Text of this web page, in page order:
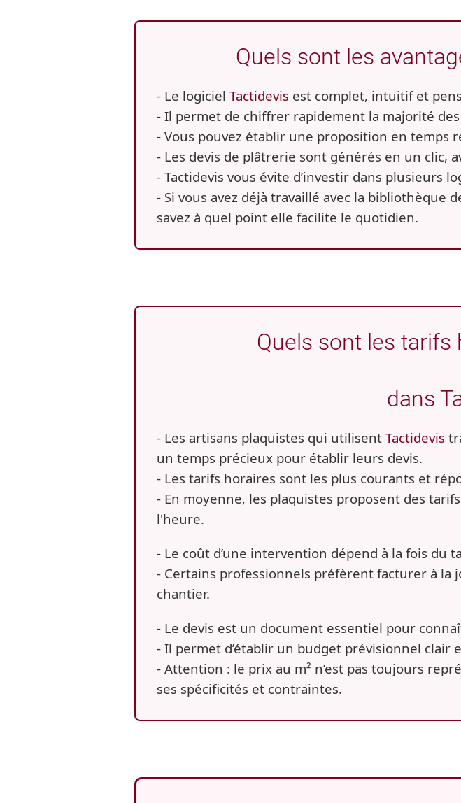
Quels sont les
- Le logiciel Tactidevis est complet, intuitif et
- Il permet de chiffrer rapidement la majorité
- Vous pouvez établir une proposition en
- Les devis de plâtrerie sont générés en un clic,
- Tactidevis vous évite d’investir dans plusieurs
- Si vous avez déjà travaillé avec la bibliothèque
savez à quel point elle facilite le quotidien.
Quels sont les tarifs
dans
- Les artisans plaquistes qui utilisent Tactidevis
un temps précieux pour établir leurs devis.
- Les tarifs horaires sont les plus courants et
- En moyenne, les plaquistes proposent des
l'heure.
- Le coût d’une intervention dépend à la fois du
- Certains professionnels préfèrent facturer à la
chantier.
- Le devis est un document essentiel pour
- Il permet d’établir un budget prévisionnel
- Attention : le prix au m² n’est pas toujours
ses spécificités et contraintes.